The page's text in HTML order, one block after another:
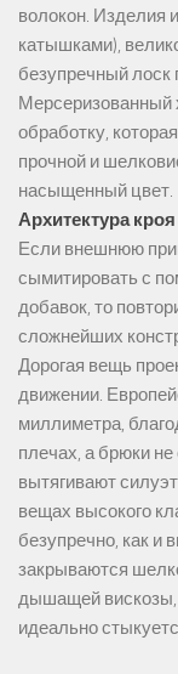
волокон. Изделия
катышками),
безупречный лоск
Мерсеризованный
обработку,
прочной и
насыщенный цвет.
Архитектура
Если внешнюю
сымитировать с
добавок, то
сложнейших
Дорогая вещь
движении.
миллиметра,
плечах, а брюки
вытягивают
вещах высокого
безупречно, как и
закрываются
дышащей вискозы,
идеально